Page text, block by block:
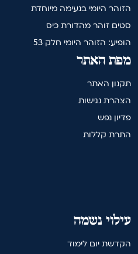
הזוהר היומי בנעימה מיוחדת
סטים זוהר מהדורת כיס
הופיע: הזוהר היומי חלק 53
מפת האתר
תקנון האתר
הצהרת נגישות
פדיון נפש
התרת קללות
עילוי נשמה
הקדשת יום לימוד